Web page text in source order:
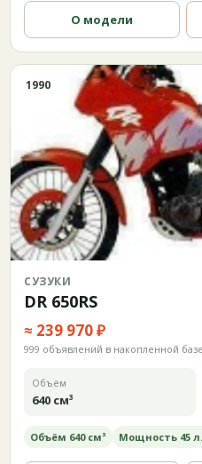
О модели
1990
СУЗУКИ
DR 650RS
≈ 239 970 ₽
999 объявлений в накопленной базе
Объём
640 см³
Объём 640 см³ Мощность 45